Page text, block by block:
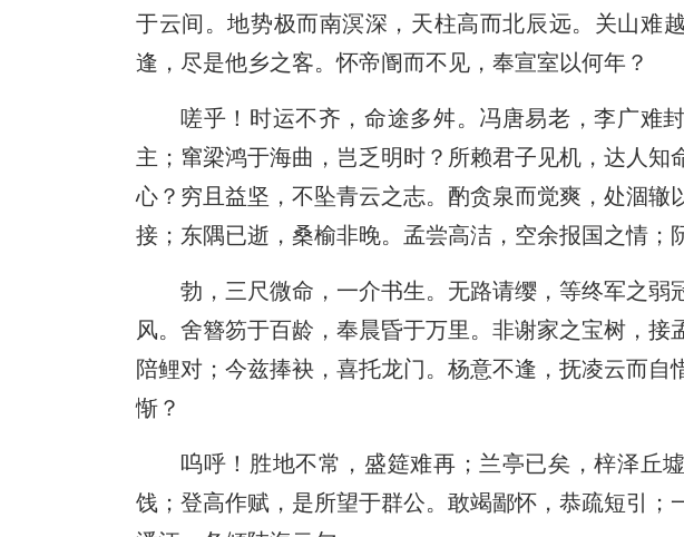
于云间。地势极而南溟深，天柱高而北辰远。关山难
逢，尽是他乡之客。怀帝阍而不见，奉宣室以何年？
嗟乎！时运不齐，命途多舛。冯唐易老，李广难
主；窜梁鸿于海曲，岂乏明时？所赖君子见机，达人知
心？穷且益坚，不坠青云之志。酌贪泉而觉爽，处涸辙
接；东隅已逝，桑榆非晚。孟尝高洁，空余报国之情；
勃，三尺微命，一介书生。无路请缨，等终军之弱
风。舍簪笏于百龄，奉晨昏于万里。非谢家之宝树，接
陪鲤对；今兹捧袂，喜托龙门。杨意不逢，抚凌云而自
惭？
呜呼！胜地不常，盛筵难再；兰亭已矣，梓泽丘
饯；登高作赋，是所望于群公。敢竭鄙怀，恭疏短引；